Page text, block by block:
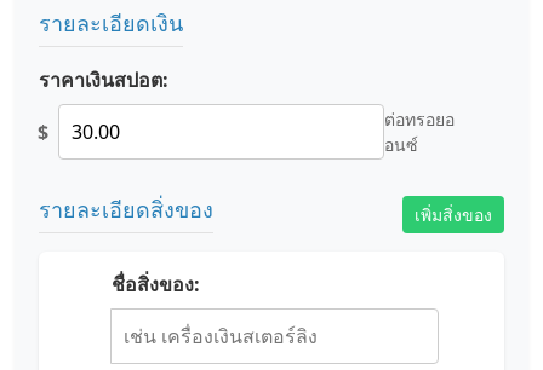
รายละเอียดเงิน
ราคาเงินสปอต:
$
ต่อทรอยอ
อนซ์
รายละเอียดสิ่งของ เพิ่มสิ่งของ
ชื่อสิ่งของ: